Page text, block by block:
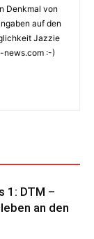
Denkmal von
auf den
Jazzie
news.com :-)
1: DTM –
an den